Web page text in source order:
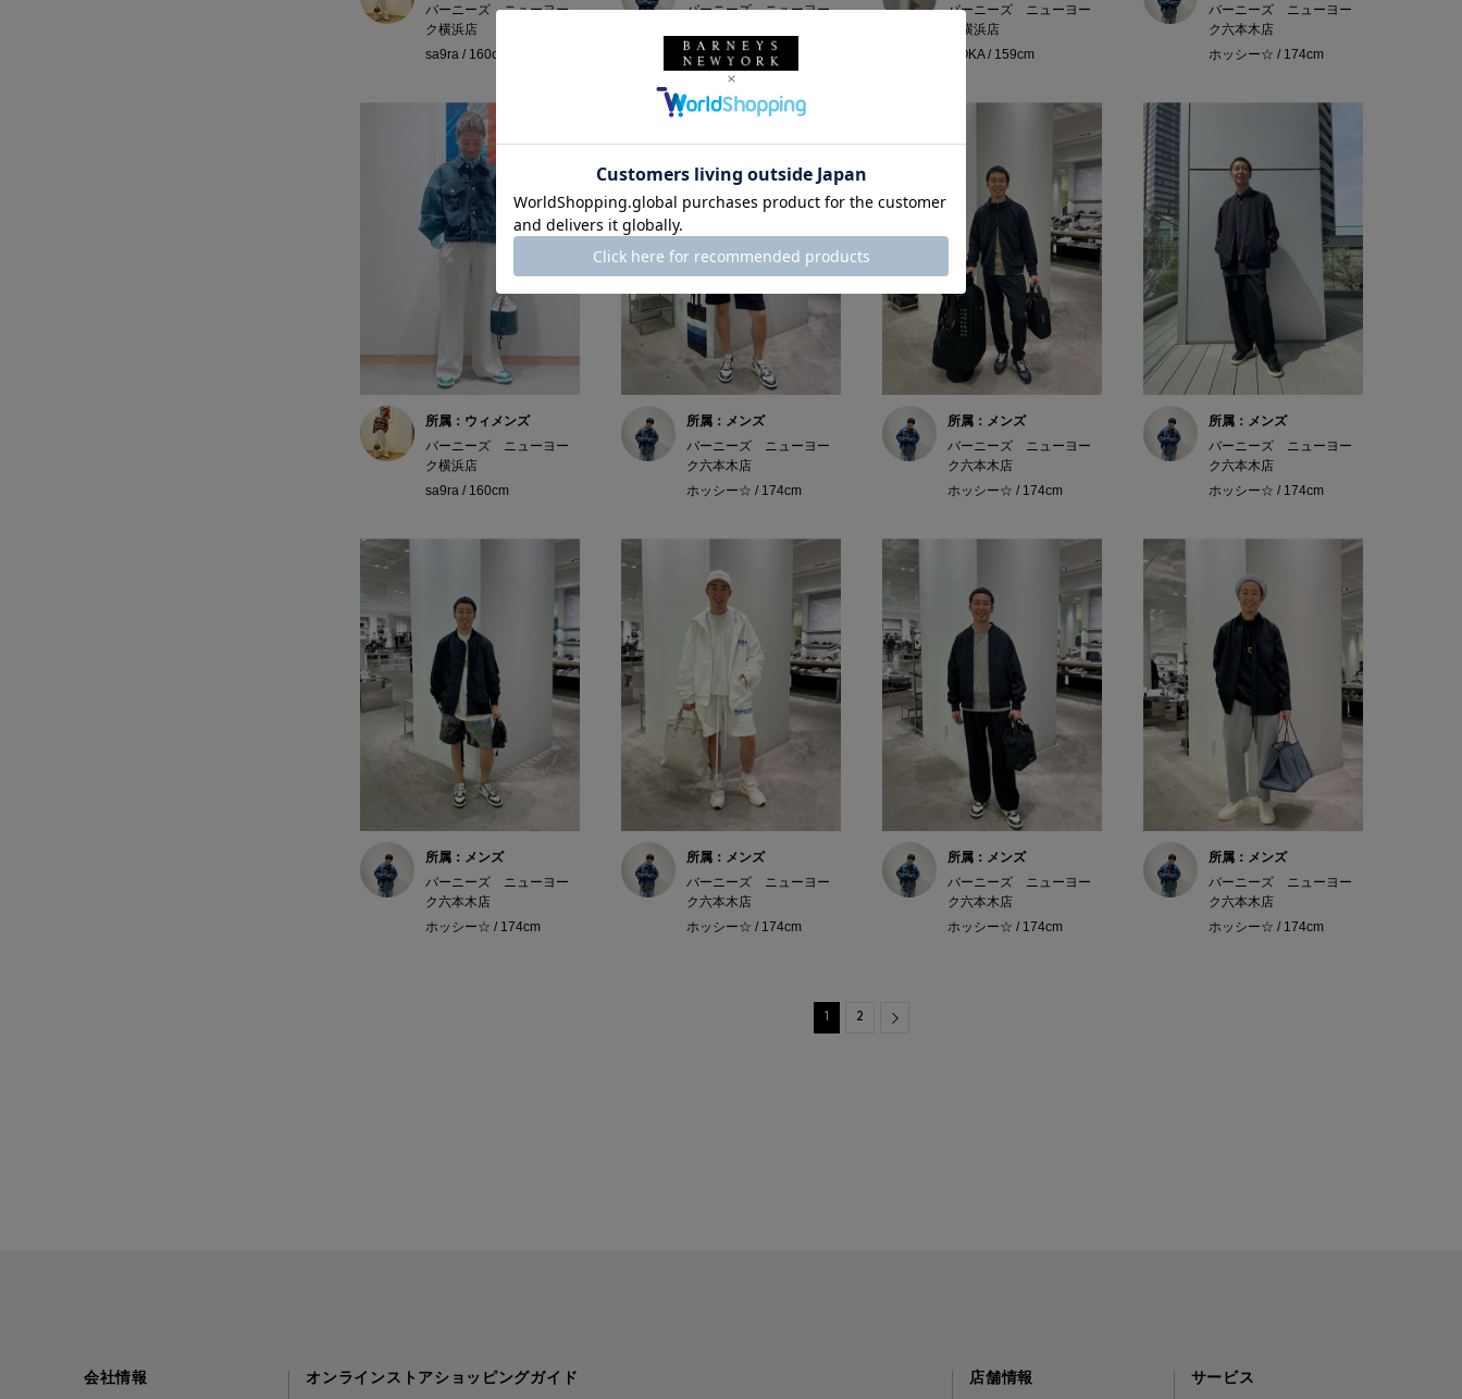
バーニーズ ニューヨー
ク横浜店
sa9ra / 160cm
バーニーズ ニューヨー
ホッシー☆ / 174cm
バーニーズ ニューヨー
ク横浜店
MOKA / 159cm
バーニーズ ニューヨー
ク六本木店
ホッシー☆ / 174cm
所属：ウィメンズ
バーニーズ ニューヨー
ク横浜店
sa9ra / 160cm
所属：メンズ
バーニーズ ニューヨー
ク六本木店
ホッシー☆ / 174cm
所属：メンズ
バーニーズ ニューヨー
ク六本木店
ホッシー☆ / 174cm
所属：メンズ
バーニーズ ニューヨー
ク六本木店
ホッシー☆ / 174cm
所属：メンズ
バーニーズ ニューヨー
ク六本木店
ホッシー☆ / 174cm
所属：メンズ
バーニーズ ニューヨー
ク六本木店
ホッシー☆ / 174cm
所属：メンズ
バーニーズ ニューヨー
ク六本木店
ホッシー☆ / 174cm
所属：メンズ
バーニーズ ニューヨー
ク六本木店
ホッシー☆ / 174cm
1 2 Next
会社情報 オンラインストアショッピングガイド 店舗情報 サービス